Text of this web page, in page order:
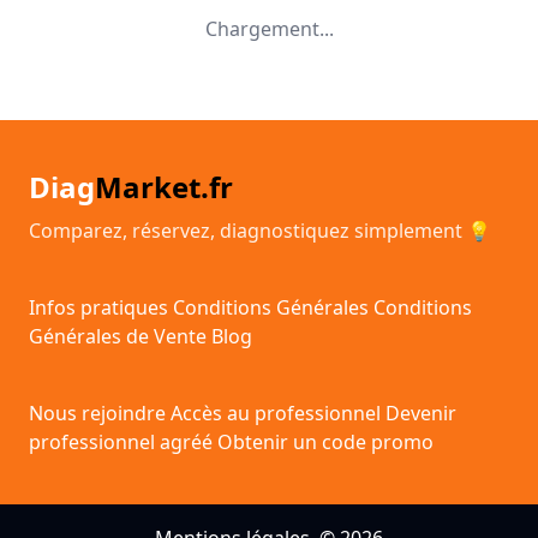
Chargement...
DiagMarket.fr
Comparez, réservez, diagnostiquez simplement 💡
Infos pratiques Conditions Générales Conditions
Générales de Vente Blog
Nous rejoindreAccès au professionnel Devenir
professionnel agréé Obtenir un code promo